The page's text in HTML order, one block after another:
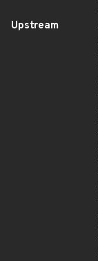
Upstream